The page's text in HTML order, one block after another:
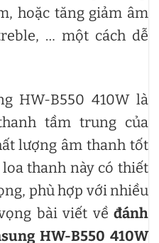
hoặc tăng giảm âm
… một cách dễ
HW-B550 410W là
tầm trung của
lượng âm thanh tốt
thanh này có thiết
phù hợp với nhiều
bài viết về đánh
HW-B550 410W